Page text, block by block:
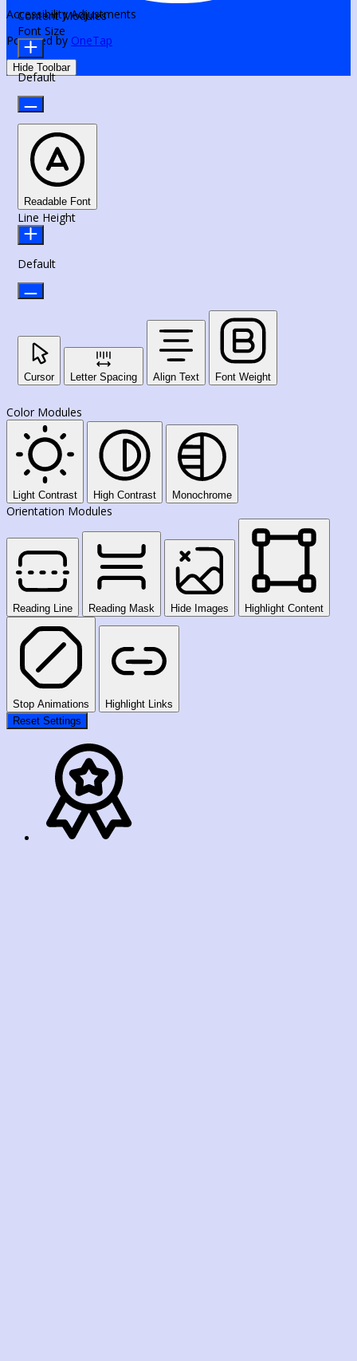
Accessibility Adjustments
Powered by OneTap
Hide Toolbar
Content Modules
Font Size
Default
Readable Font
Line Height
Default
Cursor Letter Spacing Align Text Font Weight
Color Modules
Light Contrast High Contrast Monochrome
Orientation Modules
Reading Line Reading Mask Hide Images Highlight Content
Stop Animations
Highlight Links
Reset Settings